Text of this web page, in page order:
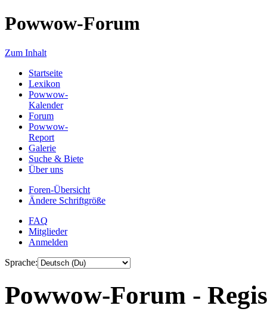
Powwow-Forum
Zum Inhalt
Startseite
Lexikon
Powwow-
Kalender
Forum
Powwow-
Report
Galerie
Suche & Biete
Über uns
Foren-Übersicht
Ändere Schriftgröße
FAQ
Mitglieder
Anmelden
Sprache:
Powwow-Forum -